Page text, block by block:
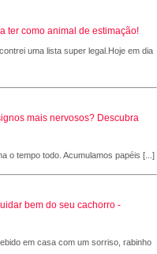
ter como animal de estimação!
uma lista super legal.Hoje em dia
mais nervosos? Descubra
o tempo todo. Acumulamos papéis [...]
bem do seu cachorro -
em casa com um sorriso, rabinho